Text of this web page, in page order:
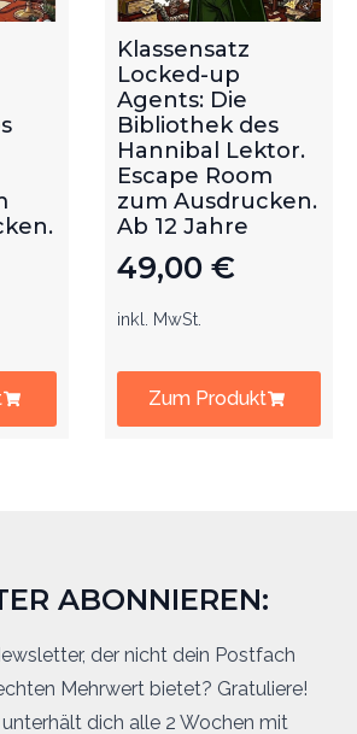
Klassensatz
Locked-up
Agents: Die
Bibliothek des
Hannibal Lektor.
Escape Room
zum Ausdrucken.
Ab 12 Jahre
49,00 €
inkl. MwSt.
Zum Produkt
ABONNIEREN:
der nicht dein Postfach
Mehrwert bietet? Gratuliere!
dich alle 2 Wochen mit